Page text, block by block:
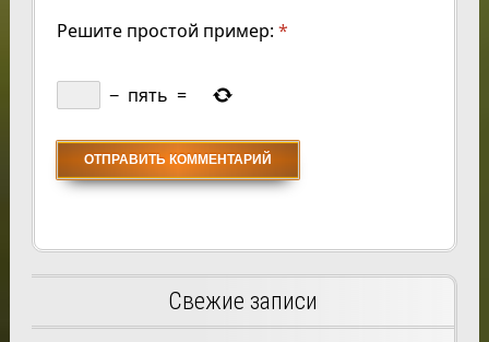
Решите простой пример: *
− пять =
Свежие записи